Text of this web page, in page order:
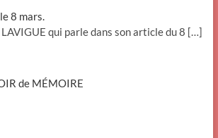
8 mars.
LAVIGUE qui parle dans son article du 8 […]
de MÉMOIRE